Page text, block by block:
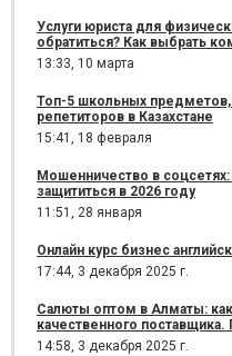
Услуги юриста для
обратиться? Как выбрать
13:33, 10 марта
Топ-5 школьных
репетиторов в Казахстане
15:41, 18 февраля
Мошенничество в соцсетях:
защититься в 2026 году
11:51, 28 января
Онлайн курс бизнес
17:44, 3 декабря 2025 г.
Салюты оптом в Алматы: как
качественного
14:58, 3 декабря 2025 г.